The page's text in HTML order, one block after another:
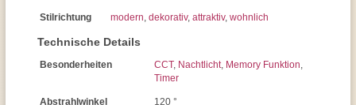
Stilrichtung modern, dekorativ, attraktiv, wohnlich
Technische Details
Besonderheiten CCT, Nachtlicht, Memory Funktion,
Timer
Abstrahlwinkel 120 °